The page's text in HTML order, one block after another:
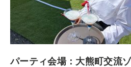
パーティ会場：大熊町交流